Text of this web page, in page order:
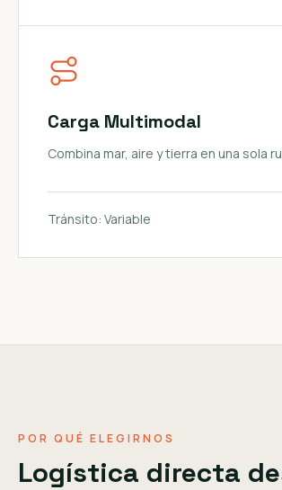
Carga Multimodal
Combina mar, aire y tierra en una sola
Tránsito: Variable
POR QUÉ ELEGIRNOS
Logística directa